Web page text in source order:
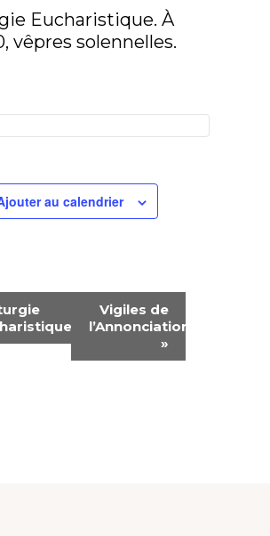
Eucharistique. À
vêpres solennelles.
au calendrier
Vigiles de
l’Annonciation
»